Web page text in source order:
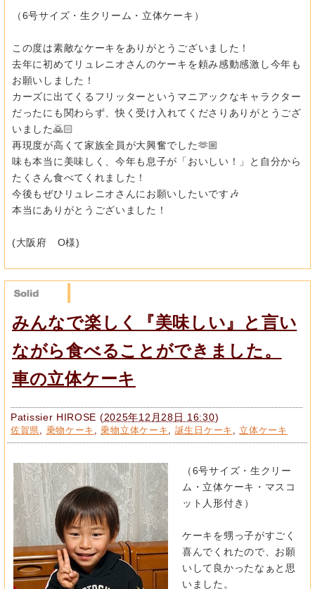
（6号サイズ・生クリーム・立体ケーキ）
この度は素敵なケーキをありがとうございました！
去年に初めてリュレニオさんのケーキを頼み感動感激し今年も
お願いしました！
カーズに出てくるフリッターというマニアックなキャラクター
だったにも関わらず、快く受け入れてくださりありがとうござ
いました🙇🏻
再現度が高くて家族全員が大興奮でした🫶🏼
味も本当に美味しく、今年も息子が「おいしい！」と自分から
たく さん食べてくれました！
今後もぜひリュレニオさんにお願いしたいです🎶
本当にありがとうございました！
(大阪府 O様)
みんなで楽しく『美味しい』と言い
ながら食べることができました。
車の立体ケーキ
Patissier HIROSE (2025年12月28日 16:30)
佐賀県 乗物ケーキ ,乗物立体ケーキ 誕生日ケーキ 立体ケーキ
（6号サイズ・生クリー
ム・立体ケーキ・マスコ
ット人形付き）
ケーキを甥っ子がすごく
喜んでくれたので、 お願
いして良かったなぁと思
いました。